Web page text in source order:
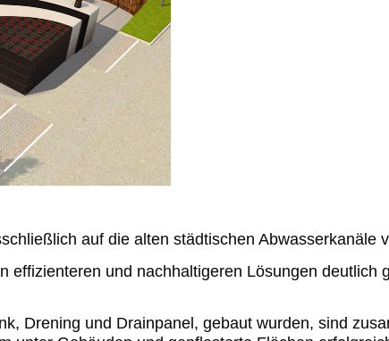
auf die alten städtischen Abwasserkanäle
effizienteren und nachhaltigeren Lösungen deutlich
Drening und Drainpanel, gebaut wurden, sind